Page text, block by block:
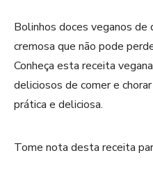
Bolinhos doces veganos de
cremosa que não pode
Conheça esta receita
deliciosos de comer e
prática e deliciosa.
Tome nota desta receita